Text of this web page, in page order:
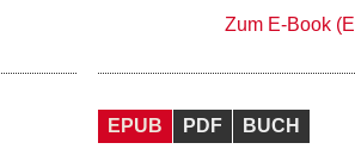
Zum E-Book
EPUB PDF
BUCH